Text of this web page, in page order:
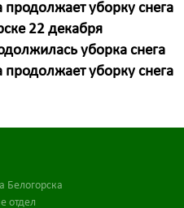
уборку снега
22 декабря
уборка снега
уборку снега
Белогорска
отдел